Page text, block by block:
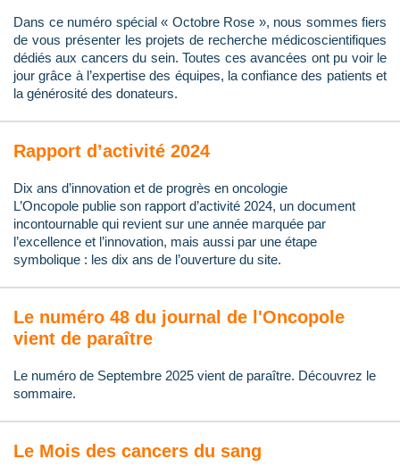
Dans ce numéro spécial « Octobre Rose », nous sommes fiers
de vous présenter les projets de recherche médicoscientifiques
dédiés aux cancers du sein. Toutes ces avancées ont pu voir le
jour grâce à l’expertise des équipes, la confiance des patients et
la générosité des donateurs.
Rapport d’activité 2024
Dix ans d’innovation et de progrès en oncologie
L’Oncopole publie son rapport d’activité 2024, un document
incontournable qui revient sur une année marquée par
l’excellence et l’innovation, mais aussi par une étape
symbolique : les dix ans de l’ouverture du site.
Le numéro 48 du journal de l'Oncopole
vient de paraître
Le numéro de Septembre 2025 vient de paraître. Découvrez le
sommaire.
Le Mois des cancers du sang